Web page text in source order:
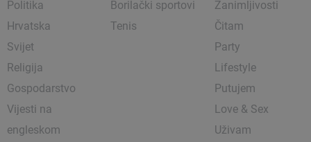
Politika
Hrvatska
Svijet
Religija
Gospodarstvo
Vijesti na
engleskom
Borilački sportovi
Tenis
Zanimljivosti
Čitam
Party
Lifestyle
Putujem
Love & Sex
Uživam